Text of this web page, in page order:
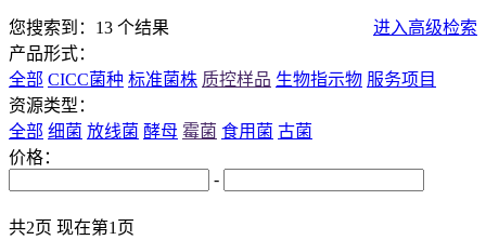
您搜索到：13 个结果
进入高级检索
产品形式：
全部 CICC菌种 标准菌株 质控样品 生物指示物 服务项目
资源类型：
全部 细菌 放线菌 酵母 霉菌 食用菌 古菌
价格：
-
共2页 现在第1页